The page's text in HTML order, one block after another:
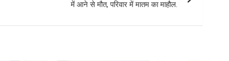
में आने से मौत, परिवार में मातम का माहौल.